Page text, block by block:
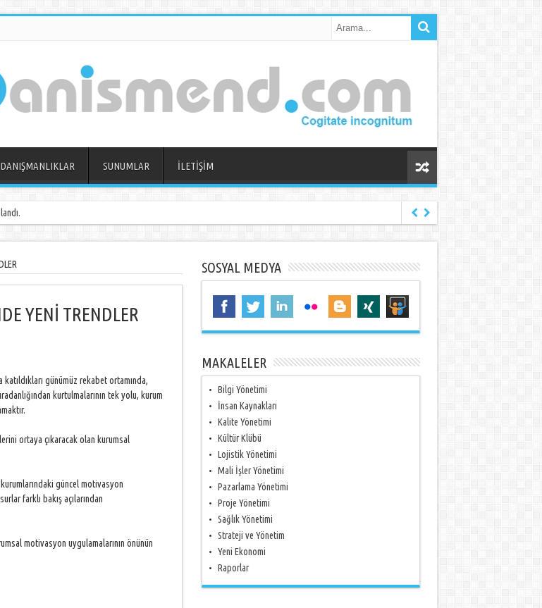
DANIŞMANLIKLAR SUNUMLAR İLETİŞİM
YENİ TRENDLER
günümüz rekabet ortamında,
kurtulmalarının tek yolu, kurum
ortaya çıkaracak olan kurumsal
güncel motivasyon
farklı bakış açılarından
motivasyon uygulamalarının önünün
SOSYAL MEDYA
MAKALELER
Bilgi Yönetimi
İnsan Kaynakları
Kalite Yönetimi
Kültür Klübü
Lojistik Yönetimi
Mali İşler Yönetimi
Pazarlama Yönetimi
Proje Yönetimi
Sağlık Yönetimi
Strateji ve Yönetim
Yeni Ekonomi
Raporlar